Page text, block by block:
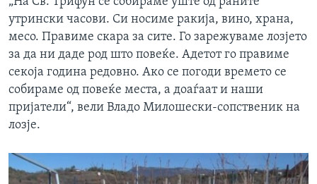
утрински часови. Си носиме ракија, вино, храна,
месо. Правиме скара за сите. Го зарежуваме лозјето
за да ни даде род што повеќе. Адетот го правиме
секоја година редовно. Ако се погоди времето се
собираме од повеќе места, а доаѓаат и наши
пријатели“, вели Владо Милошески-сопственик на
лозје.